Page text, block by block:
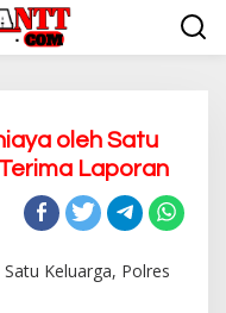
oleh Satu
Laporan